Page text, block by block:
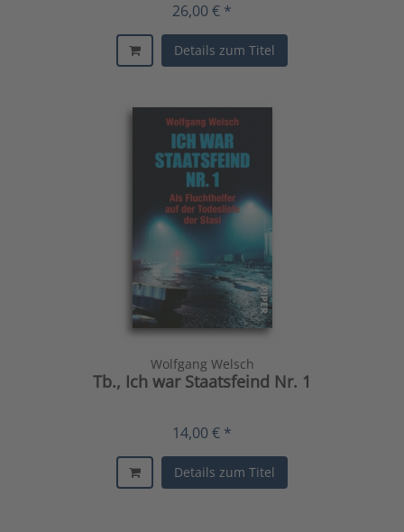
26,00 € *
Details zum Titel
Wolfgang Welsch
Tb., Ich war Staatsfeind Nr. 1
14,00 € *
Details zum Titel